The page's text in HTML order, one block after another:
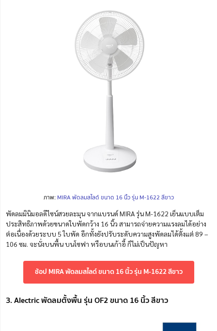
ภาพ: MIRA พัดลมสไลด์ ขนาด 16 นิ้ว รุ่น M-1622 สีขาว
พัดลมมินิมอลดีไซน์สวยละมุน จากแบรนด์ MIRA รุ่น M-1622 เย็นแบบเต็ม
ประสิทธิภาพด้วยขนาดใบพัดกว้าง 16 นิ้ว สามารถจ่ายความแรงลมได้อย่าง
ต่อเนื่องด้วยระบบ 5 ใบพัด อีกทั้งยังปรับระดับความสูงพัดลมได้ตั้งแต่ 89 –
106 ซม. จะนั่งบนพื้น บนโซฟา หรือบนเก้าอี้ ก็ไม่เป็นปัญหา
ช้อป MIRA พัดลมสไลด์ ขนาด 16 นิ้ว รุ่น M-1622 สีขาว
3. Alectric พัดลมตั้งพื้น รุ่น OF2 ขนาด 16 นิ้ว สีขาว